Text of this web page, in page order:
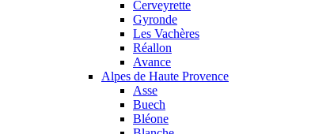
Cerveyrette
Gyronde
Les Vachères
Réallon
Avance
Alpes de Haute Provence
Asse
Buech
Bléone